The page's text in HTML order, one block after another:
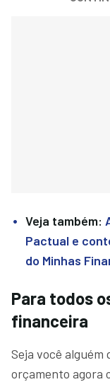
Veja também:
Pactual e
do Minhas
Para todos
financeira
Seja você alguém
orçamento agora